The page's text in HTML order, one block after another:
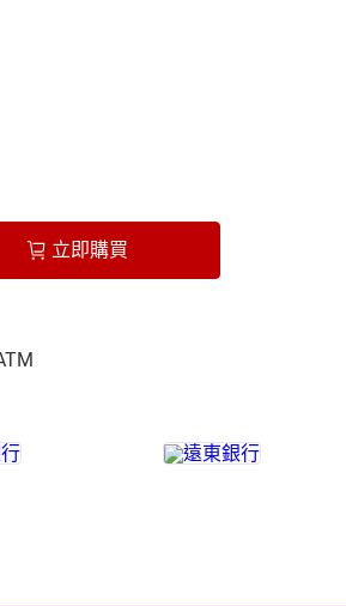
立即購買